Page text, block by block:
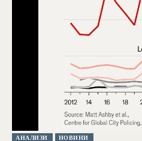
АНАЛИЗИ НОВИНИ